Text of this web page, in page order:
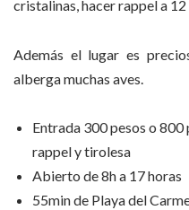
cristalinas, hacer rappel a
Además el lugar es
alberga muchas aves.
Entrada 300 pesos o 800
rappel y tirolesa
Abierto de 8h a 17 horas
55min de Playa del